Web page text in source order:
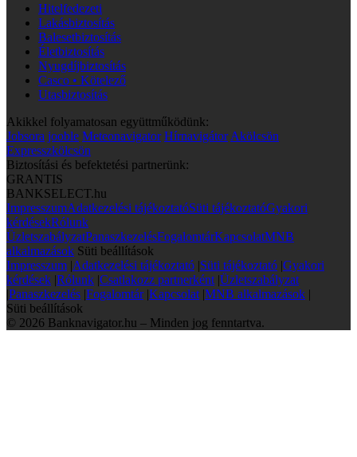
Hitelfedezeti
Lakásbiztosítás
Balesetbiztosítás
Életbiztosítás
Nyugdíjbiztosítás
Casco • Kötelező
Utasbiztosítás
Akikkel folyamatosan együttműködünk:
Jobsora jooble Meteonavigator Hírnavigátor Akölcsön
Expresszkölcsön
Biztosítási és befektetési partnerünk:
GRANTIS
BANKSELECT.hu
ImpresszumAdatkezelési tájékoztatóSüti tájékoztatóGyakori
kérdésekRólunk
ÜzletszabályzatPanaszkezelésFogalomtárKapcsolatMNB
alkalmazások Süti beállítások
Impresszum |Adatkezelési tájékoztató |Süti tájékoztató |Gyakori
kérdések |Rólunk |Csatlakozz partnerként |Üzletszabályzat
|Panaszkezelés |Fogalomtár |Kapcsolat |MNB alkalmazások |
Süti beállítások
© 2026 Banknavigator.hu – Minden jog fenntartva.